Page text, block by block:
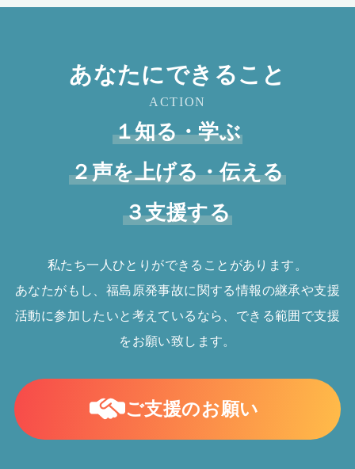
あなたにできること
ACTION
１知る・学ぶ
２声を上げる・伝える
３支援する
私たち一人ひとりができることがあります。
あなたがもし、福島原発事故に関する情報の継承や支援
活動に参加したいと考えているなら、できる範囲で支援
をお願い致します。
ご支援のお願い